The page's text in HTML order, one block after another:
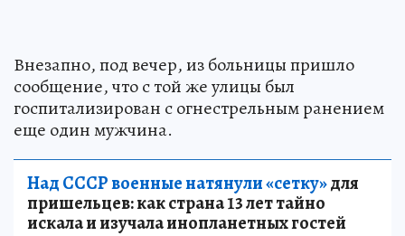
Внезапно, под вечер, из больницы пришло
сообщение, что с той же улицы был
госпитализирован с огнестрельным ранением
еще один мужчина.
Над СССР военные натянули «сетку»для
пришельцев: как страна 13 лет тайно
искала и изучала инопланетных гостей